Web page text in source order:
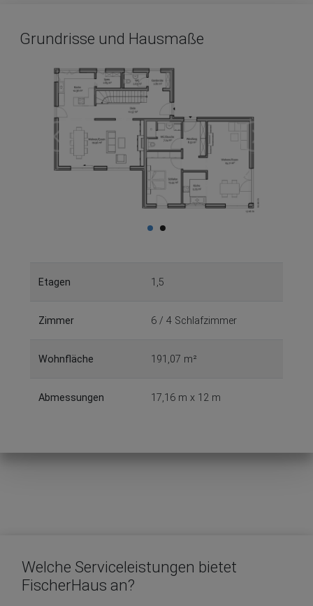
Grundrisse und Hausmaße
Etagen 1,5
Zimmer 6 / 4 Schlafzimmer
Wohnfläche 191,07 m²
Abmessungen 17,16 m x 12 m
Welche Serviceleistungen bietet
FischerHaus an?